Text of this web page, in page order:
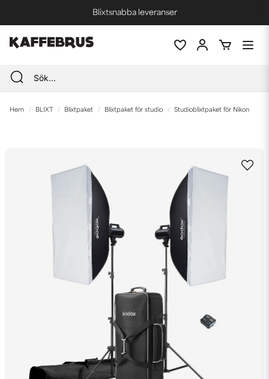
Blixtsnabba leveranser
Fri frakt vid köp över 1000 kr *
Hem BLIXT Blixtpaket Blixtpaket för studio Studioblixtpaket för Nikon